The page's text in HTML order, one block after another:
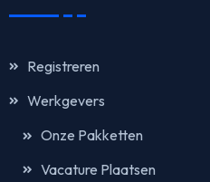
Registreren
Werkgevers
Onze Pakketten
Vacature Plaatsen